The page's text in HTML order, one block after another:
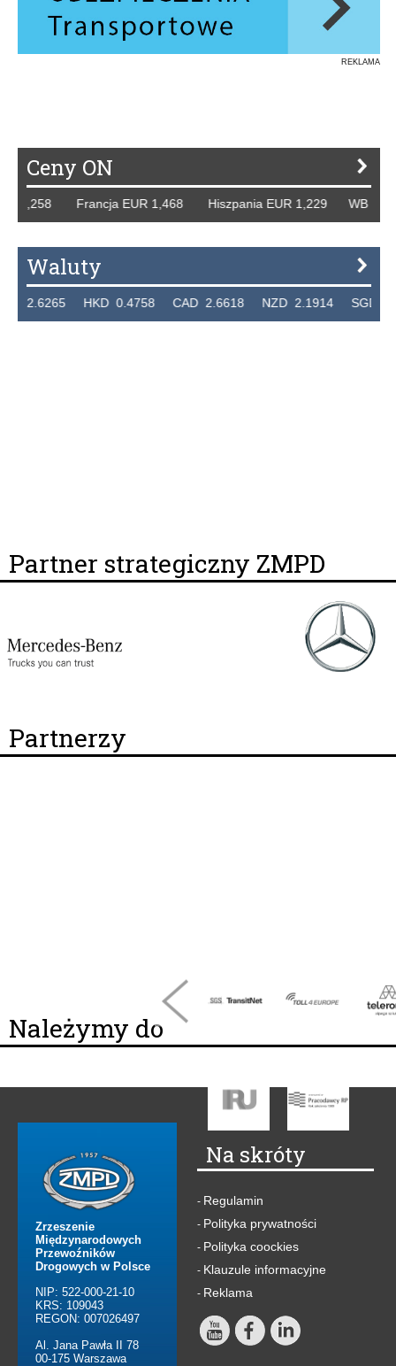
REKLAMA
Ceny ON
Francja EUR 1,468 Hiszpania EUR 1,229 WB
Waluty
HKD 0.4758 CAD 2.6618 NZD 2.1914 SGD
Partner strategiczny ZMPD
Partnerzy
Należymy do
Zrzeszenie
Międzynarodowych
Przewoźników
Drogowych w Polsce
NIP: 522-000-21-10
KRS: 109043
REGON: 007026497
Al. Jana Pawła II 78
00-175 Warszawa
Na skróty
- Regulamin
- Polityka prywatności
- Polityka coockies
- Klauzule informacyjne
- Reklama